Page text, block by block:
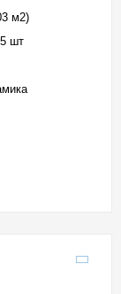
м2)
шт